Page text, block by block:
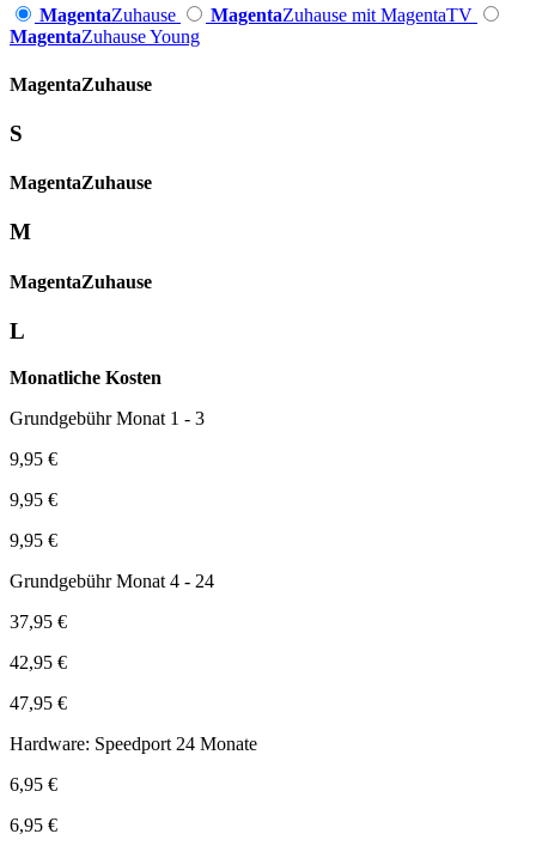
MagentaZuhause MagentaZuhause mit MagentaTV
MagentaZuhause Young
Magenta­Zuhause
S
Magenta­Zuhause
M
Magenta­Zuhause
L
Monatliche Kosten
Grundgebühr Monat 1 - 3
9,95 €
9,95 €
9,95 €
Grundgebühr Monat 4 - 24
37,95 €
42,95 €
47,95 €
Hardware: Speedport 24 Monate
6,95 €
6,95 €